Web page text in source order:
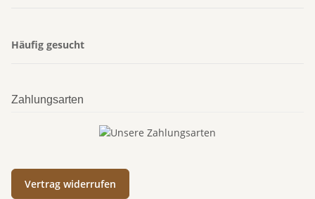
Häufig gesucht
Zahlungsarten
Vertrag widerrufen